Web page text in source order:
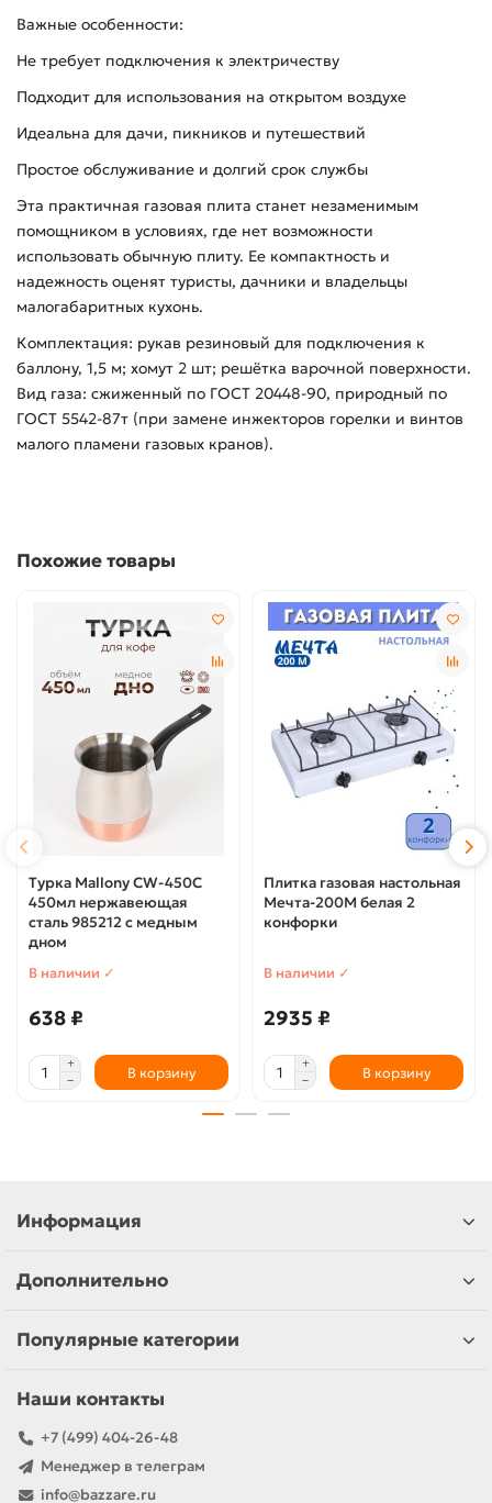
Важные особенности:
Не требует подключения к электричеству
Подходит для использования на открытом воздухе
Идеальна для дачи, пикников и путешествий
Простое обслуживание и долгий срок службы
Эта практичная газовая плита станет незаменимым
помощником в условиях, где нет возможности
использовать обычную плиту. Ее компактность и
надежность оценят туристы, дачники и владельцы
малогабаритных кухонь.
Комплектация: рукав резиновый для подключения к
баллону, 1,5 м; хомут 2 шт; решётка варочной поверхности.
Вид газа: сжиженный по ГОСТ 20448-90, природный по
ГОСТ 5542-87т (при замене инжекторов горелки и винтов
малого пламени газовых кранов).
Похожие товары
Турка Mallony CW-450C
450мл нержавеющая
сталь 985212 с медным
дном
В наличии ✓
638 ₽
В корзину
Плитка газовая настольная
Мечта-200М белая 2
конфорки
В наличии ✓
2935 ₽
В корзину
Информация
Дополнительно
Популярные категории
Наши контакты
+7 (499) 404-26-48
Менеджер в телеграм
info@bazzare.ru